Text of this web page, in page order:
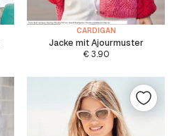
CARDIGAN
Jacke mit Ajourmuster
€3.90